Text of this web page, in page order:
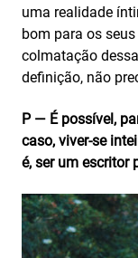
uma realidade
bom para os
colmatação
definição, não
P — É possível,
caso, viver-se
é, ser um escritor